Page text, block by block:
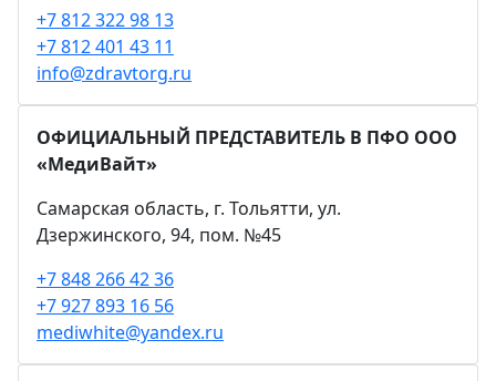
+7 812 322 98 13
+7 812 401 43 11
info@zdravtorg.ru
ОФИЦИАЛЬНЫЙ ПРЕДСТАВИТЕЛЬ В ПФО ООО
«МедиВайт»
Самарская область, г. Тольятти, ул.
Дзержинского, 94, пом. №45
+7 848 266 42 36
+7 927 893 16 56
mediwhite@yandex.ru